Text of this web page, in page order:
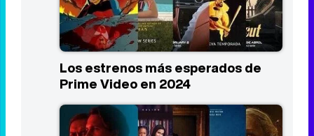
Los estrenos más esperados de
Prime Video en 2024